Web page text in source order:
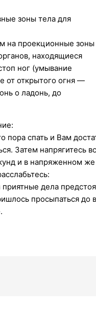
зоны тела для
на проекционные зоны
находящиеся
ног (умывание
от открытого огня —
о ладонь, до
спать и Вам
Затем
и в напряженном
дела
просыпаться до